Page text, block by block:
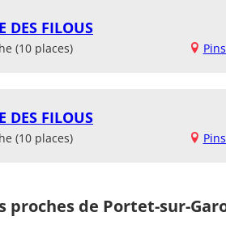
DES FILOUS
(10 places)
DES FILOUS
(10 places)
proches de Portet-sur-